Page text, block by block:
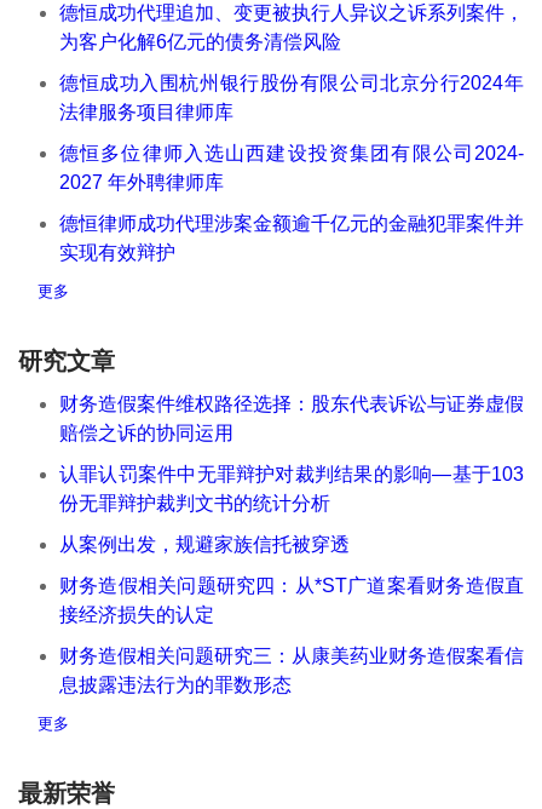
德恒成功代理追加、变更被执行人异议之诉系列案件，
为客户化解6亿元的债务清偿风险
德恒成功入围杭州银行股份有限公司北京分行2024年
法律服务项目律师库
德恒多位律师入选山西建设投资集团有限公司2024-
2027 年外聘律师库
德恒律师成功代理涉案金额逾千亿元的金融犯罪案件并
实现有效辩护
更多
研究文章
财务造假案件维权路径选择：股东代表诉讼与证券虚假
赔偿之诉的协同运用
认罪认罚案件中无罪辩护对裁判结果的影响—基于103
份无罪辩护裁判文书的统计分析
从案例出发，规避家族信托被穿透
财务造假相关问题研究四：从*ST广道案看财务造假直
接经济损失的认定
财务造假相关问题研究三：从康美药业财务造假案看信
息披露违法行为的罪数形态
更多
最新荣誉